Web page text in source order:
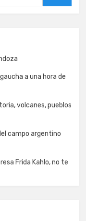
a una hora de
volcanes, pueblos
campo argentino
Frida Kahlo, no te